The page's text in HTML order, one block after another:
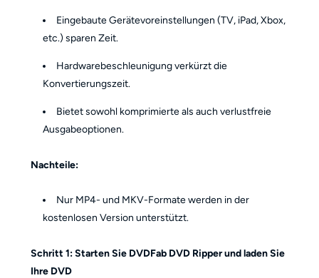
Eingebaute Gerätevoreinstellungen (TV, iPad, Xbox,
etc.) sparen Zeit.
Hardwarebeschleunigung verkürzt die
Konvertierungszeit.
Bietet sowohl komprimierte als auch verlustfreie
Ausgabeoptionen.
Nachteile:
Nur MP4- und MKV-Formate werden in der
kostenlosen Version unterstützt.
Schritt 1: Starten Sie DVDFab DVD Ripper und laden Sie
Ihre DVD